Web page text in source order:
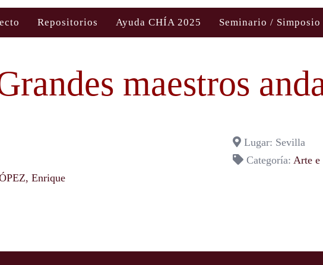
Repositorios Ayuda CHÍA 2025 Seminario / Simposio
maestros
Enrique
Lugar: Sevilla
Categoría: Arte e